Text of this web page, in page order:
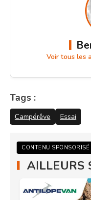
Voir tous les
Tags :
Campérêve Essai
CONTENU SPONSORISÉ
AILLEURS